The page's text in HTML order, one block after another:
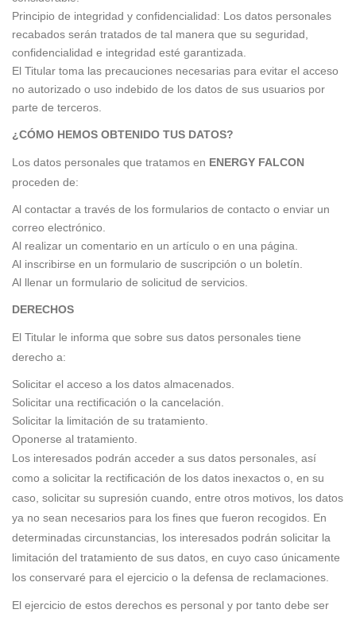
Principio de integridad y confidencialidad: Los datos personales
recabados serán tratados de tal manera que su seguridad,
confidencialidad e integridad esté garantizada.
El Titular toma las precauciones necesarias para evitar el acceso
no autorizado o uso indebido de los datos de sus usuarios por
parte de terceros.
¿CÓMO HEMOS OBTENIDO TUS DATOS?
Los datos personales que tratamos en ENERGY FALCON
proceden de:
Al contactar a través de los formularios de contacto o enviar un
correo electrónico.
Al realizar un comentario en un artículo o en una página.
Al inscribirse en un formulario de suscripción o un boletín.
Al llenar un formulario de solicitud de servicios.
DERECHOS
El Titular le informa que sobre sus datos personales tiene
derecho a:
Solicitar el acceso a los datos almacenados.
Solicitar una rectificación o la cancelación.
Solicitar la limitación de su tratamiento.
Oponerse al tratamiento.
Los interesados podrán acceder a sus datos personales, así
como a solicitar la rectificación de los datos inexactos o, en su
caso, solicitar su supresión cuando, entre otros motivos, los datos
ya no sean necesarios para los fines que fueron recogidos. En
determinadas circunstancias, los interesados podrán solicitar la
limitación del tratamiento de sus datos, en cuyo caso únicamente
los conservaré para el ejercicio o la defensa de reclamaciones.
El ejercicio de estos derechos es personal y por tanto debe ser